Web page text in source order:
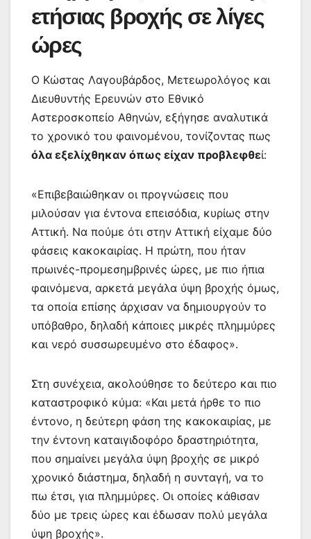
ετήσιας βροχής σε λίγες
ώρες
Ο Κώστας Λαγουβάρδος, Μετεωρολόγος και
Διευθυντής Ερευνών στο Εθνικό
Αστεροσκοπείο Αθηνών, εξήγησε αναλυτικά
το χρονικό του φαινομένου, τονίζοντας πως
όλα εξελίχθηκαν όπως είχαν προβλεφθεί:
«Επιβεβαιώθηκαν οι προγνώσεις που
μιλούσαν για έντονα επεισόδια, κυρίως στην
Αττική. Να πούμε ότι στην Αττική είχαμε δύο
φάσεις κακοκαιρίας. Η πρώτη, που ήταν
πρωινές-προμεσημβρινές ώρες, με πιο ήπια
φαινόμενα, αρκετά μεγάλα ύψη βροχής όμως,
τα οποία επίσης άρχισαν να δημιουργούν το
υπόβαθρο, δηλαδή κάποιες μικρές πλημμύρες
και νερό συσσωρευμένο στο έδαφος».
Στη συνέχεια, ακολούθησε το δεύτερο και πιο
καταστροφικό κύμα: «Και μετά ήρθε το πιο
έντονο, η δεύτερη φάση της κακοκαιρίας, με
την έντονη καταιγιδοφόρο δραστηριότητα,
που σημαίνει μεγάλα ύψη βροχής σε μικρό
χρονικό διάστημα, δηλαδή η συνταγή, να το
πω έτσι, για πλημμύρες. Οι οποίες κάθισαν
δύο με τρεις ώρες και έδωσαν πολύ μεγάλα
ύψη βροχής».